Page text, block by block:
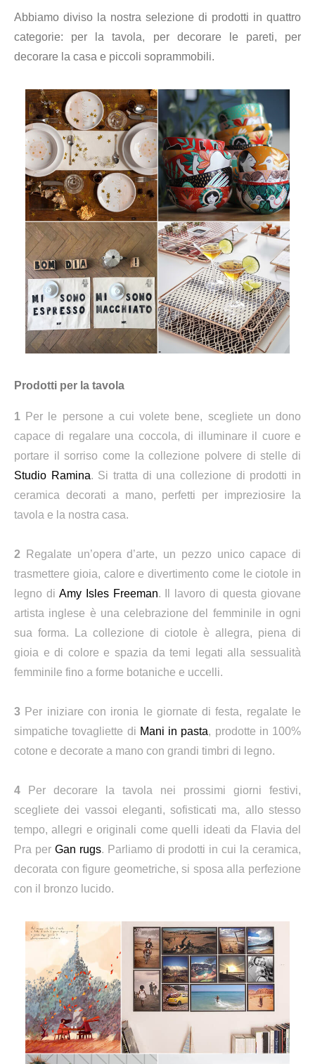
Abbiamo diviso la nostra selezione di prodotti in quattro
categorie: per la tavola, per decorare le pareti, per
decorare la casa e piccoli soprammobili.
Prodotti per la tavola
1 Per le persone a cui volete bene, scegliete un dono
capace di regalare una coccola, di illuminare il cuore e
portare il sorriso come la collezione polvere di stelle di
Studio Ramina. Si tratta di una collezione di prodotti in
ceramica decorati a mano, perfetti per impreziosire la
tavola e la nostra casa.
2 Regalate un’opera d’arte, un pezzo unico capace di
trasmettere gioia, calore e divertimento come le ciotole in
legno di Amy Isles Freeman. Il lavoro di questa giovane
artista inglese è una celebrazione del femminile in ogni
sua forma. La collezione di ciotole è allegra, piena di
gioia e di colore e spazia da temi legati alla sessualità
femminile fino a forme botaniche e uccelli.
3 Per iniziare con ironia le giornate di festa, regalate le
simpatiche tovagliette di Mani in pasta, prodotte in 100%
cotone e decorate a mano con grandi timbri di legno.
4
Per decorare la tavola nei prossimi giorni festivi,
scegliete dei vassoi eleganti, sofisticati ma, allo stesso
tempo, allegri e originali come quelli ideati da Flavia del
Pra per Gan rugs. Parliamo di prodotti in cui la ceramica,
decorata con figure geometriche, si sposa alla perfezione
con il bronzo lucido.